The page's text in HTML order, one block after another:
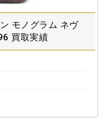
モノグラム ネヴ
買取実績